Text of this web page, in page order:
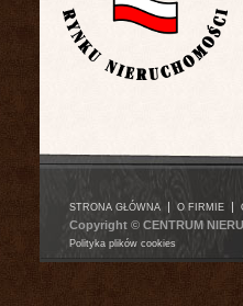
STRONA GŁÓWNA | O FIRMIE |
Copyright © CENTRUM
Polityka plików cookies